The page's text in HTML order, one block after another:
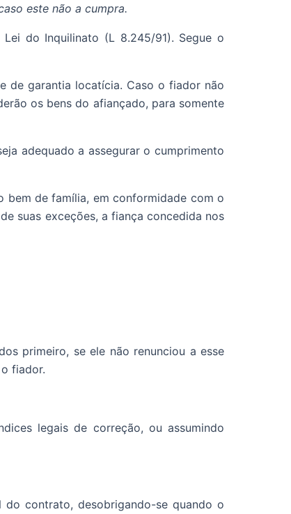
este não a cumpra.
do Inquilinato (L 8.245/91). Segue o
de garantia locatícia. Caso o fiador não
os bens do afiançado, para somente
adequado a assegurar o cumprimento
bem de família, em conformidade com o
suas exceções, a fiança concedida nos
primeiro, se ele não renunciou a esse
fiador.
legais de correção, ou assumindo
contrato, desobrigando-se quando o